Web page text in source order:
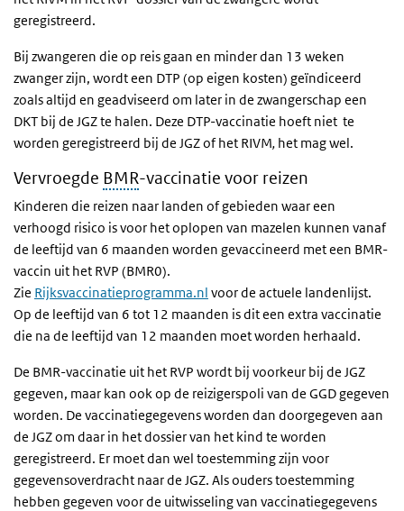
geregistreerd.
Bij zwangeren die op reis gaan en minder dan 13 weken
zwanger zijn, wordt een DTP (op eigen kosten) geïndiceerd
zoals altijd en geadviseerd om later in de zwangerschap een
DKT bij de JGZ te halen. Deze DTP-vaccinatie hoeft niet te
worden geregistreerd bij de JGZ of het RIVM, het mag wel.
Vervroegde BMR-vaccinatie voor reizen
Kinderen die reizen naar landen of gebieden waar een
verhoogd risico is voor het oplopen van mazelen kunnen vanaf
de leeftijd van 6 maanden worden gevaccineerd met een BMR-
vaccin uit het RVP (BMR0).
Zie Rijksvaccinatieprogramma.nl voor de actuele landenlijst.
Op de leeftijd van 6 tot 12 maanden is dit een extra vaccinatie
die na de leeftijd van 12 maanden moet worden herhaald.
De BMR-vaccinatie uit het RVP wordt bij voorkeur bij de JGZ
gegeven, maar kan ook op de reizigerspoli van de GGD gegeven
worden. De vaccinatiegegevens worden dan doorgegeven aan
de JGZ om daar in het dossier van het kind te worden
geregistreerd. Er moet dan wel toestemming zijn voor
gegevensoverdracht naar de JGZ. Als ouders toestemming
hebben gegeven voor de uitwisseling van vaccinatiegegevens